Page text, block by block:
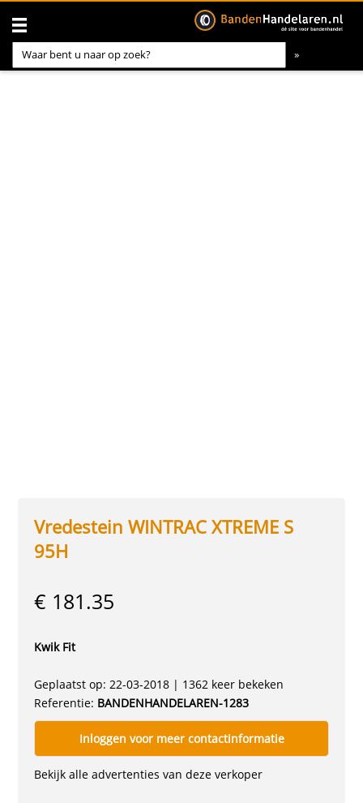
Vredestein WINTRAC XTREME S
95H
€ 181.35
Kwik Fit
Geplaatst op: 22-03-2018 | 1362 keer bekeken
Referentie: BANDENHANDELAREN-1283
Inloggen voor meer contactinformatie
Bekijk alle advertenties van deze verkoper